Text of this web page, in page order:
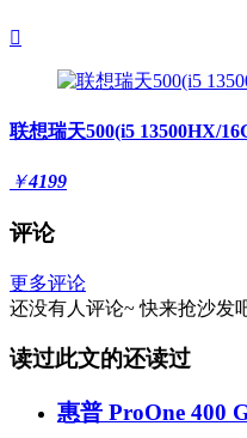

联想瑞天500(i5 13500HX/
￥4199
评论
更多评论
还没有人评论~ 快来抢沙发
读过此文的还读过
惠普 ProOne 400